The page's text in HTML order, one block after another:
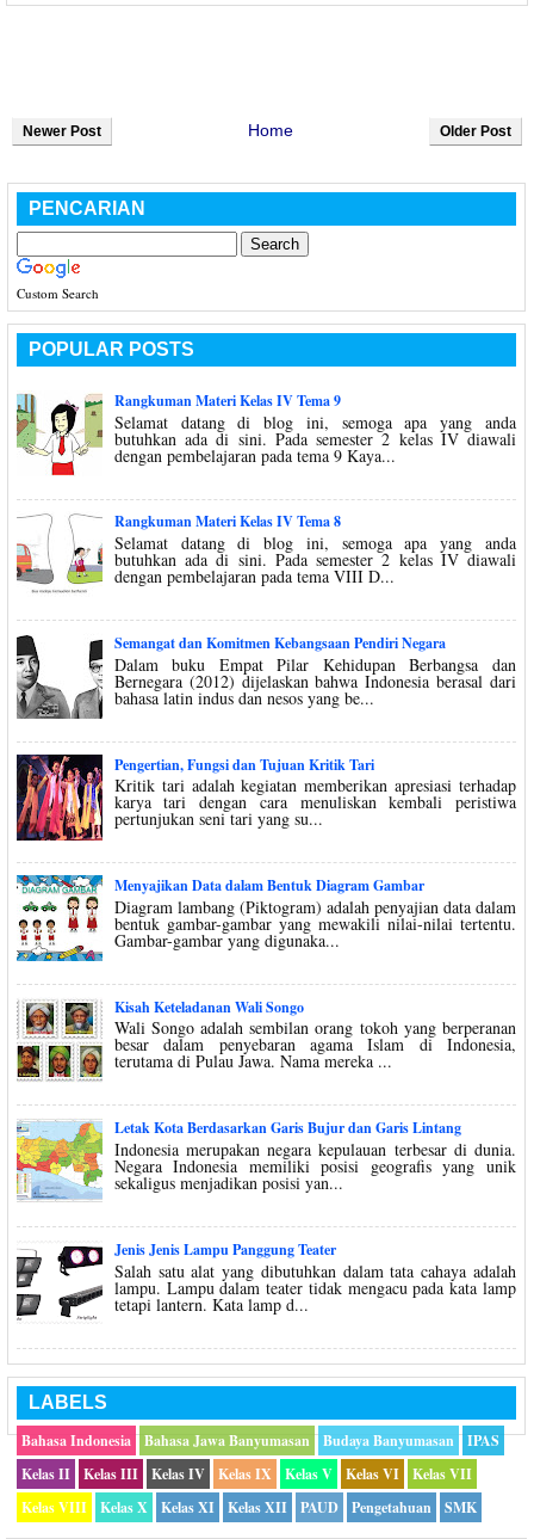
Newer Post Older Post
Home
PENCARIAN
Custom Search
POPULAR POSTS
Rangkuman Materi Kelas IV Tema 9
Selamat datang di blog ini, semoga apa yang anda
butuhkan ada di sini. Pada semester 2 kelas IV diawali
dengan pembelajaran pada tema 9 Kaya...
Rangkuman Materi Kelas IV Tema 8
Selamat datang di blog ini, semoga apa yang anda
butuhkan ada di sini. Pada semester 2 kelas IV diawali
dengan pembelajaran pada tema VIII D...
Semangat dan Komitmen Kebangsaan Pendiri Negara
Dalam buku Empat Pilar Kehidupan Berbangsa dan
Bernegara (2012) dijelaskan bahwa Indonesia berasal dari
bahasa latin indus dan nesos yang be...
Pengertian, Fungsi dan Tujuan Kritik Tari
Kritik tari adalah kegiatan memberikan apresiasi terhadap
karya tari dengan cara menuliskan kembali peristiwa
pertunjukan seni tari yang su...
Menyajikan Data dalam Bentuk Diagram Gambar
Diagram lambang (Piktogram) adalah penyajian data dalam
bentuk gambar-gambar yang mewakili nilai-nilai tertentu.
Gambar-gambar yang digunaka...
Kisah Keteladanan Wali Songo
Wali Songo adalah sembilan orang tokoh yang berperanan
besar dalam penyebaran agama Islam di Indonesia,
terutama di Pulau Jawa. Nama mereka ...
Letak Kota Berdasarkan Garis Bujur dan Garis Lintang
Indonesia merupakan negara kepulauan terbesar di dunia.
Negara Indonesia memiliki posisi geografis yang unik
sekaligus menjadikan posisi yan...
Jenis Jenis Lampu Panggung Teater
Salah satu alat yang dibutuhkan dalam tata cahaya adalah
lampu. Lampu dalam teater tidak mengacu pada kata lamp
tetapi lantern. Kata lamp d...
LABELS
Bahasa Indonesia
Bahasa Jawa Banyumasan Budaya Banyumasan
IPAS
Kelas II
Kelas III Kelas IV Kelas IX Kelas V Kelas VI
Kelas VII
Kelas VIII
Kelas X Kelas XI Kelas XII PAUD Pengetahuan SMK